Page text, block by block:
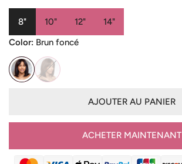
8" 10" 12"
14"
Color: Brun foncé
AJOUTER AU PANIER
ACHETER MAINTENANT